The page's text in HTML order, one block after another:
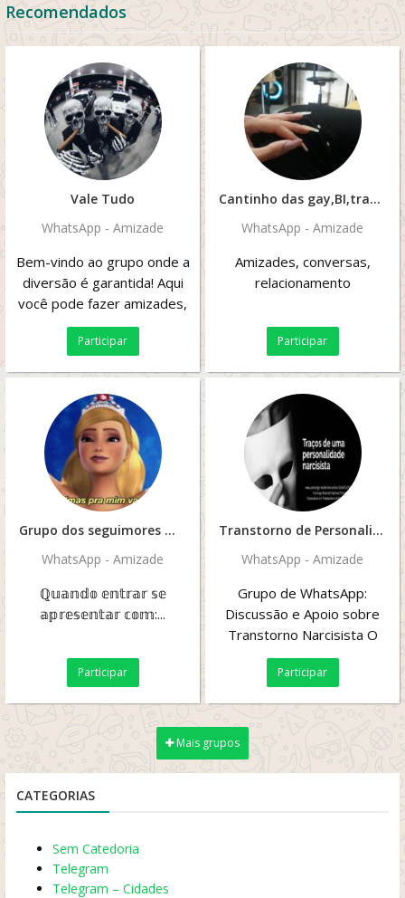
Recomendados
Vale Tudo
WhatsApp - Amizade
Bem-vindo ao grupo onde a
diversão é garantida! Aqui
você pode fazer amizades,
bater um papo
descontraído, flertar,...
Participar
Cantinho das gay,BI,trans
WhatsApp - Amizade
Amizades, conversas,
relacionamento
Participar
Grupo dos seguimores
WhatsApp - Amizade
ℚ𝕦𝕒𝕟𝕕𝕠 𝕖𝕟𝕥𝕣𝕒𝕣 𝕤𝕖
𝕒𝕡𝕣𝕖𝕤𝕖𝕟𝕥𝕒𝕣 𝕔𝕠𝕞:...
Participar
Transtorno de Personalidade Narcisista
WhatsApp - Amizade
Grupo de WhatsApp:
Discussão e Apoio sobre
Transtorno Narcisista O
Transtorno de
Personalidade Narcisista
Participar
Mais grupos
CATEGORIAS
Sem Catedoria
Telegram
Telegram – Cidades